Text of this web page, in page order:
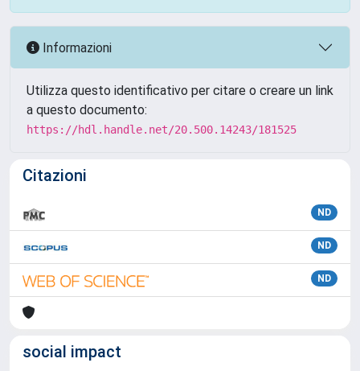
Informazioni
Utilizza questo identificativo per citare o creare un link
a questo documento:
https://hdl.handle.net/20.500.14243/181525
Citazioni
ND
ND
ND
social impact